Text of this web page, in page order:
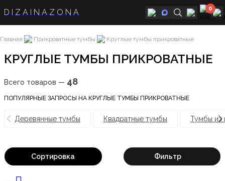
DIZAINAZONA 0
Главная Прикроватные тумбы Круглые тумбы прикроватные
КРУГЛЫЕ ТУМБЫ ПРИКРОВАТНЫЕ
Всего товаров — 48
ПОПУЛЯРНЫЕ ЗАПРОСЫ НА КРУГЛЫЕ ТУМБЫ ПРИКРОВАТНЫЕ
Деревянные тумбы Квадратные тумбы Тумбы из
Сортировка Фильтр